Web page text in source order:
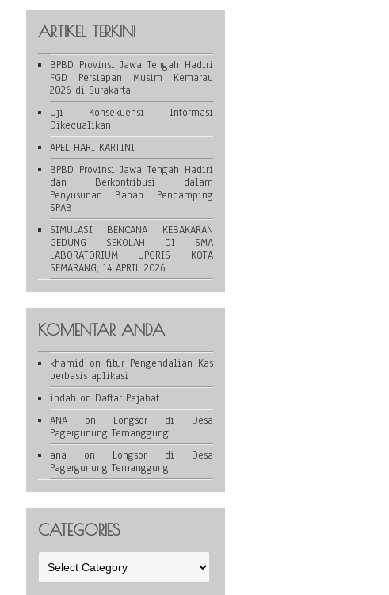
ARTIKEL TERKINI
BPBD Provinsi Jawa Tengah Hadiri
FGD Persiapan Musim Kemarau
2026 di Surakarta
Uji Konsekuensi Informasi
Dikecualikan
APEL HARI KARTINI
BPBD Provinsi Jawa Tengah Hadiri
dan Berkontribusi dalam
Penyusunan Bahan Pendamping
SPAB
SIMULASI BENCANA KEBAKARAN
GEDUNG SEKOLAH DI SMA
LABORATORIUM UPGRIS KOTA
SEMARANG, 14 APRIL 2026
KOMENTAR ANDA
khamid on fitur Pengendalian Kas
berbasis aplikasi
indah on Daftar Pejabat
ANAon Longsor di Desa
Pagergunung Temanggung
ana on Longsor di Desa
Pagergunung Temanggung
CATEGORIES
Categories